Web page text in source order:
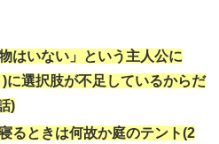
はいない」という主人公に
)に選択肢が不足しているからだ
)
るときは何故か庭のテント(2